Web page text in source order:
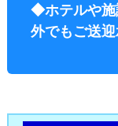
◆ホテルや施
外でもご送迎